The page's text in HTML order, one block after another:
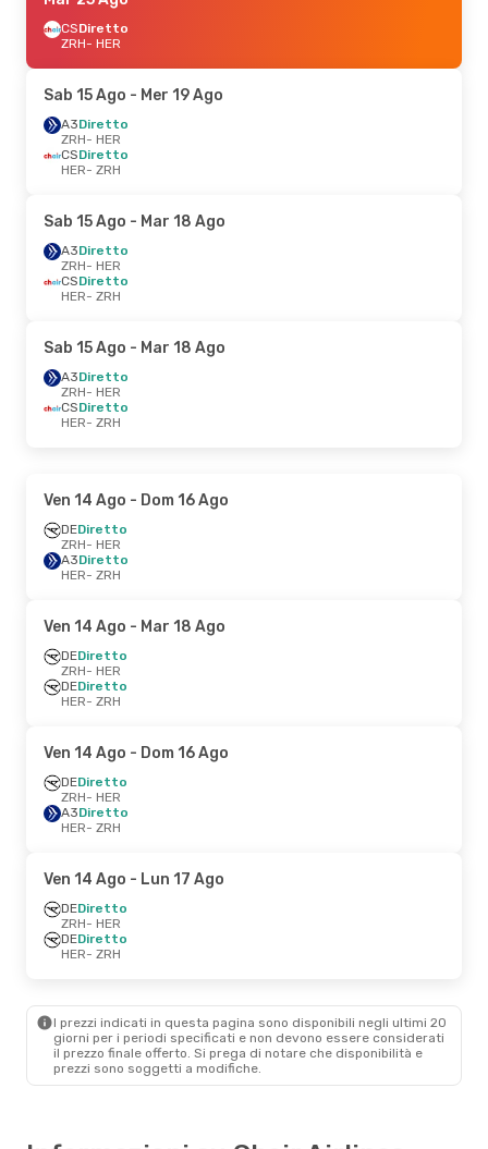
CSDiretto
ZRH- HER
Sab 15 Ago - Mer 19 Ago
A3Diretto
ZRH- HER
CSDiretto
HER- ZRH
Sab 15 Ago - Mar 18 Ago
A3Diretto
ZRH- HER
CSDiretto
HER- ZRH
Sab 15 Ago - Mar 18 Ago
A3Diretto
ZRH- HER
CSDiretto
HER- ZRH
Ven 14 Ago - Dom 16 Ago
DEDiretto
ZRH- HER
A3Diretto
HER- ZRH
Ven 14 Ago - Mar 18 Ago
DEDiretto
ZRH- HER
DEDiretto
HER- ZRH
Ven 14 Ago - Dom 16 Ago
DEDiretto
ZRH- HER
A3Diretto
HER- ZRH
Ven 14 Ago - Lun 17 Ago
DEDiretto
ZRH- HER
DEDiretto
HER- ZRH
I prezzi indicati in questa pagina sono disponibili negli ultimi 20
giorni per i periodi specificati e non devono essere considerati
il ​​prezzo finale offerto. Si prega di notare che disponibilità e
prezzi sono soggetti a modifiche.